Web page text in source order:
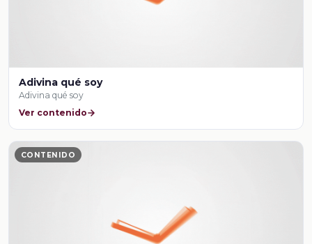
Adivina qué soy
Adivina qué soy
Ver contenido
CONTENIDO